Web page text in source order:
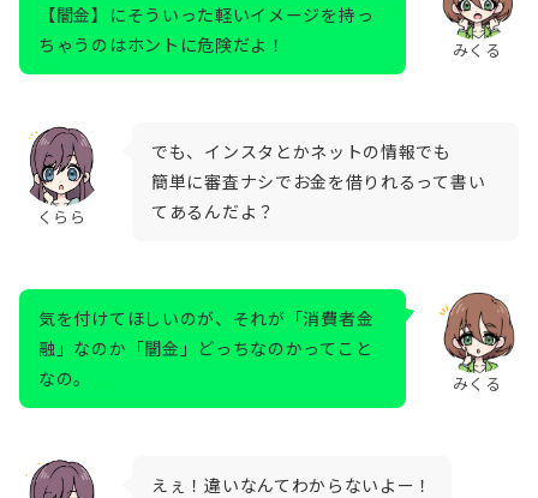
みくる
【闇金】にそういった軽いイメージを持っ
ちゃうのはホントに危険だよ！
くらら
でも、インスタとかネットの情報でも
簡単に審査ナシでお金を借りれるって書い
てあるんだよ？
みくる
気を付けてほしいのが、それが「消費者金
融」なのか「闇金」どっちなのかってこと
なの。
えぇ！違いなんてわからないよー！